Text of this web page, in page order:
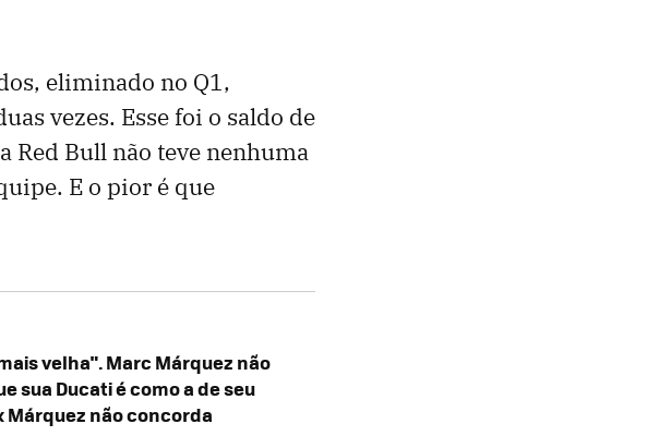
eliminado no Q1,
vezes. Esse foi o saldo de
Red Bull não teve nenhuma
E o pior é que
velha". Marc Márquez não
sua Ducati é como a de seu
Márquez não concorda